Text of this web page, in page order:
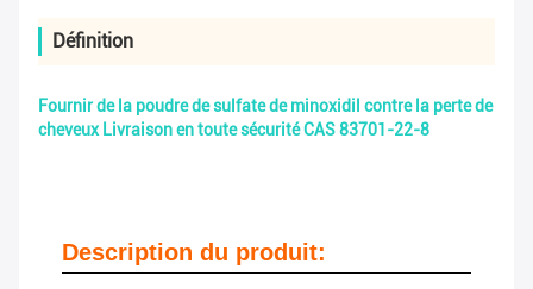
Définition
Fournir de la poudre de sulfate de minoxidil contre la perte de
cheveux Livraison en toute sécurité CAS 83701-22-8
Description du produit: